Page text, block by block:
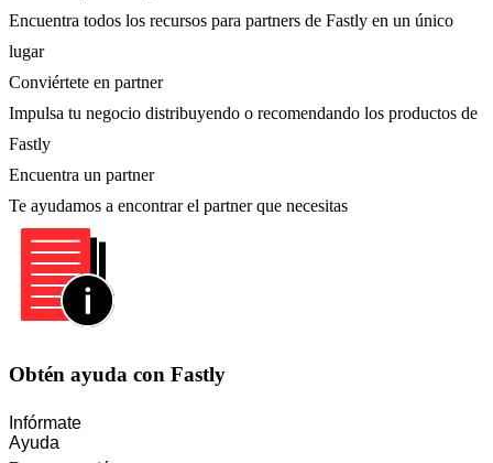
Encuentra todos los recursos para partners de Fastly en un único
lugar
Conviértete en partner
Impulsa tu negocio distribuyendo o recomendando los productos de
Fastly
Encuentra un partner
Te ayudamos a encontrar el partner que necesitas
Obtén ayuda con Fastly
Infórmate
Ayuda